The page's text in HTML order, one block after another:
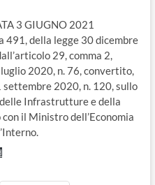
3 GIUGNO 2021
491, della legge 30 dicembre
29, comma 2,
2020, n. 76, convertito,
2020, n. 120, sullo
Infrastrutture e della
il Ministro dell’Economia